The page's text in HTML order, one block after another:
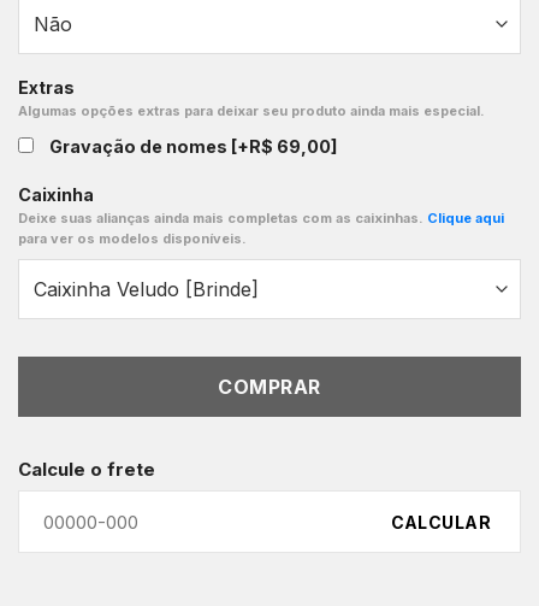
Extras
Algumas opções extras para deixar seu produto ainda mais especial.
Gravação de nomes [+R$ 69,00]
Caixinha
Deixe suas alianças ainda mais completas com as caixinhas. Clique aqui
para ver os modelos disponíveis.
COMPRAR
Calcule o frete
CALCULAR